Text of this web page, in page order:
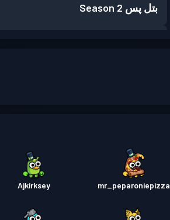
بتل پس Season 2
mr_peparoniepizza
Ajkirksey